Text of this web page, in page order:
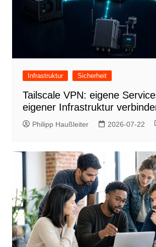
Infrastruktur Sicherheit
Tailscale VPN: eigene
eigener Infrastruktur
Philipp Haußleiter 2026-07-22